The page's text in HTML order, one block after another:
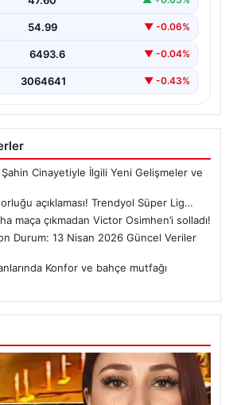
54.99 ▼ -0.06%
6493.6 ▼ -0.04%
3064641 ▼ -0.43%
Şahin Cinayetiyle İlgili Yeni Gelişmeler ve
açıklaması! Trendyol Süper Lig…
maça çıkmadan Victor Osimhen’i solladı!
Durum: 13 Nisan 2026 Güncel Veriler
Konfor ve bahçe mutfağı